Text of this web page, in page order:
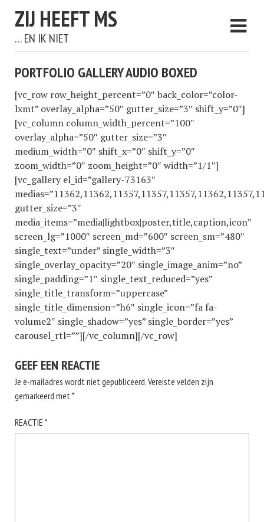
ZIJ HEEFT MS
… EN IK NIET
PORTFOLIO GALLERY AUDIO BOXED
[vc_row row_height_percent=”0″ back_color=”color-
lxmt” overlay_alpha=”50″ gutter_size=”3″ shift_y=”0″]
[vc_column column_width_percent=”100″
overlay_alpha=”50″ gutter_size=”3″
medium_width=”0″ shift_x=”0″ shift_y=”0″
zoom_width=”0″ zoom_height=”0″ width=”1/1″]
[vc_gallery el_id=”gallery-73163″
gutter_size=”3″
media_items=”media|lightbox|poster,title,caption,icon”
screen_lg=”1000″ screen_md=”600″ screen_sm=”480″
single_text=”under” single_width=”3″
single_overlay_opacity=”20″ single_image_anim=”no”
single_padding=”1″ single_text_reduced=”yes”
single_title_transform=”uppercase”
single_title_dimension=”h6″ single_icon=”fa fa-
volume2″ single_shadow=”yes” single_border=”yes”
carousel_rtl=””][/vc_column][/vc_row]
GEEF EEN REACTIE
Je e-mailadres wordt niet gepubliceerd.Vereiste velden zijn
gemarkeerd met*
REACTIE *